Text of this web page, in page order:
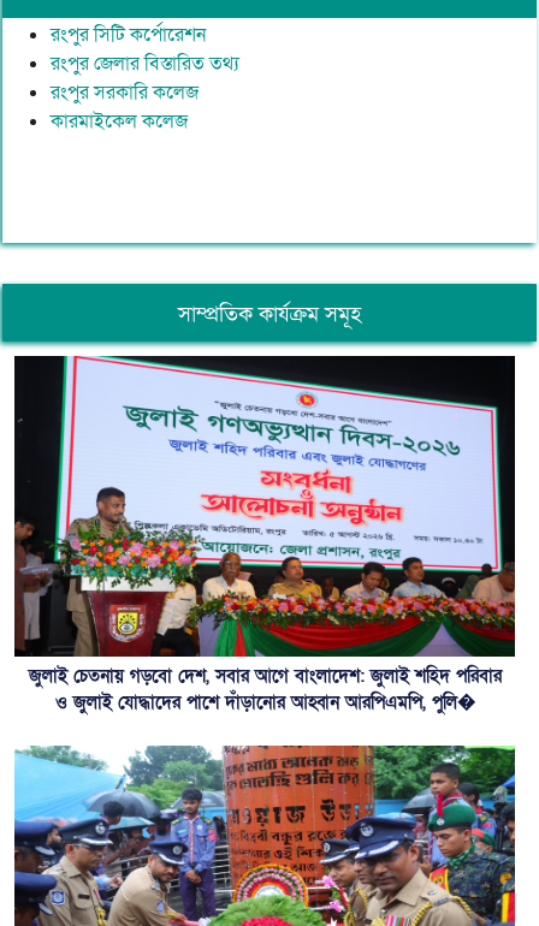
রংপুর সিটি কর্পোরেশন
রংপুর জেলার বিস্তারিত তথ্য
রংপুর সরকারি কলেজ
কারমাইকেল কলেজ
সাম্প্রতিক কার্যক্রম সমূহ
জুলাই চেতনায় গড়বো দেশ, সবার আগে বাংলাদেশ: জুলাই শহিদ পরিবার
ও জুলাই যোদ্ধাদের পাশে দাঁড়ানোর আহ্বান আরপিএমপি, পুলি�